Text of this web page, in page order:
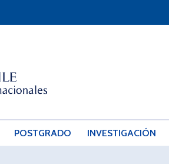
POSTGRADO INVESTIGACIÓN